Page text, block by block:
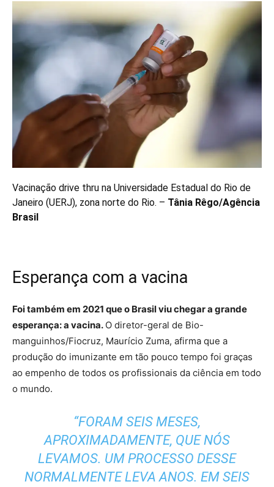
Vacinação drive thru na Universidade Estadual do Rio de
Janeiro (UERJ), zona norte do Rio. – Tânia Rêgo/Agência
Brasil
Esperança com a vacina
Foi também em 2021 que o Brasil viu chegar a grande
esperança: a vacina. O diretor-geral de Bio-
manguinhos/Fiocruz, Maurício Zuma, afirma que a
produção do imunizante em tão pouco tempo foi graças
ao empenho de todos os profissionais da ciência em todo
o mundo.
“FORAM SEIS MESES,
APROXIMADAMENTE, QUE NÓS
LEVAMOS. UM PROCESSO DESSE
NORMALMENTE LEVA ANOS. EM SEIS